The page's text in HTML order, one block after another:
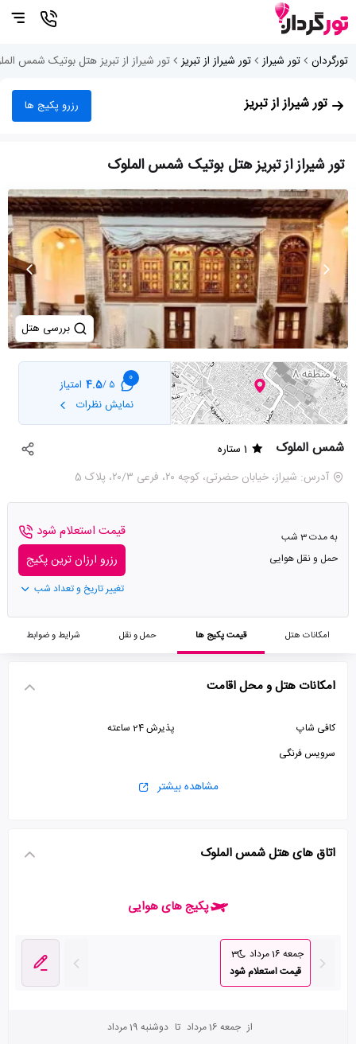
تورگردان تور شیراز تور شیراز از تبریز تور شیراز از تبریز هتل بوتیک شمس
تور شیراز از تبریز رزرو پکیج ها
تور شیراز از تبریز هتل بوتیک شمس الملوک
بررسی هتل
0
5 /
4.5 امتیاز
نمایش نظرات
شمس الملوک
1 ستاره
آدرس: شیراز، خیابان حضرتی، کوچه ۲۰، فرعی ۲۰/۳، پلاک 5
به مدت 3 شب
حمل و نقل هوایی
قیمت استعلام شود
رزرو ارزان ترین پکیج
تغییر تاریخ و تعداد شب
امکانات هتل قیمت پکیج ها حمل و نقل شرایط و ضوابط
امکانات هتل و محل اقامت
کافی شاپ
پذیرش 24 ساعته
سرویس فرنگی
مشاهده بیشتر
اتاق های هتل شمس الملوک
پکیج های هوایی
جمعه 16 مرداد
3
قیمت استعلام شود
از جمعه 16 مرداد تا دوشنبه 19 مرداد